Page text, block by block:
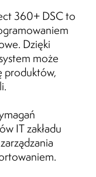
360+ DSC to
Dzięki
może
produktów,
IT zakładu